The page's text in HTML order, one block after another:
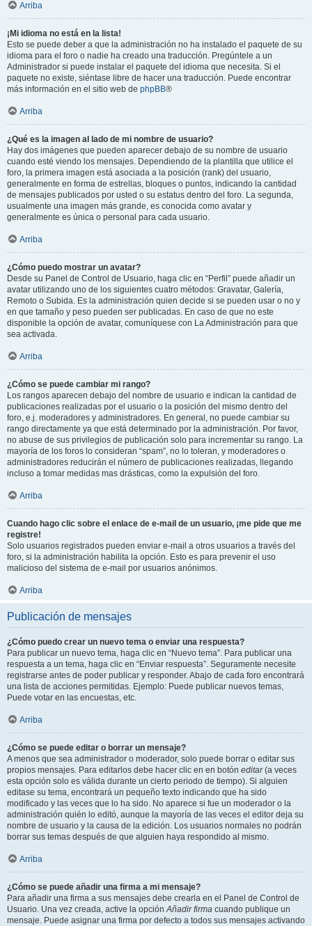
Arriba
¡Mi idioma no está en la lista!
Esto se puede deber a que la administración no ha instalado el paquete de su
idioma para el foro o nadie ha creado una traducción. Pregúntele a un
Administrador si puede instalar el paquete del idioma que necesita. Si el
paquete no existe, siéntase libre de hacer una traducción. Puede encontrar
más información en el sitio web de phpBB®
Arriba
¿Qué es la imagen al lado de mi nombre de usuario?
Hay dos imágenes que pueden aparecer debajo de su nombre de usuario
cuando esté viendo los mensajes. Dependiendo de la plantilla que utilice el
foro, la primera imagen está asociada a la posición (rank) del usuario,
generalmente en forma de estrellas, bloques o puntos, indicando la cantidad
de mensajes publicados por usted o su estatus dentro del foro. La segunda,
usualmente una imagen más grande, es conocida como avatar y
generalmente es única o personal para cada usuario.
Arriba
¿Cómo puedo mostrar un avatar?
Desde su Panel de Control de Usuario, haga clic en “Perfil” puede añadir un
avatar utilizando uno de los siguientes cuatro métodos: Gravatar, Galería,
Remoto o Subida. Es la administración quien decide si se pueden usar o no y
en que tamaño y peso pueden ser publicadas. En caso de que no este
disponible la opción de avatar, comuníquese con La Administración para que
sea activada.
Arriba
¿Cómo se puede cambiar mi rango?
Los rangos aparecen debajo del nombre de usuario e indican la cantidad de
publicaciones realizadas por el usuario o la posición del mismo dentro del
foro, e.j. moderadores y administradores. En general, no puede cambiar su
rango directamente ya que está determinado por la administración. Por favor,
no abuse de sus privilegios de publicación solo para incrementar su rango. La
mayoría de los foros lo consideran “spam”, no lo toleran, y moderadores o
administradores reducirán el número de publicaciones realizadas, llegando
incluso a tomar medidas mas drásticas, como la expulsión del foro.
Arriba
Cuando hago clic sobre el enlace de e-mail de un usuario, ¡me pide que me
registre!
Solo usuarios registrados pueden enviar e-mail a otros usuarios a través del
foro, si la administración habilita la opción. Esto es para prevenir el uso
malicioso del sistema de e-mail por usuarios anónimos.
Arriba
Publicación de mensajes
¿Cómo puedo crear un nuevo tema o enviar una respuesta?
Para publicar un nuevo tema, haga clic en “Nuevo tema”. Para publicar una
respuesta a un tema, haga clic en “Enviar respuesta”. Seguramente necesite
registrarse antes de poder publicar y responder. Abajo de cada foro encontrará
una lista de acciones permitidas. Ejemplo: Puede publicar nuevos temas,
Puede votar en las encuestas, etc.
Arriba
¿Cómo se puede editar o borrar un mensaje?
A menos que sea administrador o moderador, solo puede borrar o editar sus
propios mensajes. Para editarlos debe hacer clic en en botón editar(a veces
esta opción solo es válida durante un cierto periodo de tiempo). Si alguien
editase su tema, encontrará un pequeño texto indicando que ha sido
modificado y las veces que lo ha sido. No aparece si fue un moderador o la
administración quién lo editó, aunque la mayoría de las veces el editor deja su
nombre de usuario y la causa de la edición. Los usuarios normales no podrán
borrar sus temas después de que alguien haya respondido al mismo.
Arriba
¿Cómo se puede añadir una firma a mi mensaje?
Para añadir una firma a sus mensajes debe crearla en el Panel de Control de
Usuario. Una vez creada, active la opciónAñadir firma cuando publique un
mensaje. Puede asignar una firma por defecto a todos sus mensajes activando